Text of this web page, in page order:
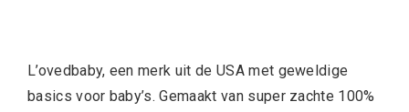
L’ovedbaby, een merk uit de USA met geweldige
basics voor baby’s. Gemaakt van super zachte 100%